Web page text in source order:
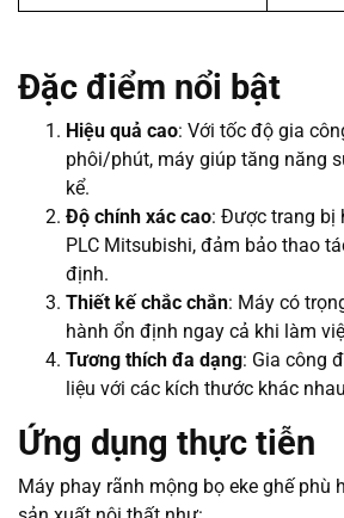
Đặc điểm nổi bật
Hiệu quả cao: Với tốc độ gia
phôi/phút, máy giúp tăng năng
kể.
Độ chính xác cao: Được trang bị
PLC Mitsubishi, đảm bảo thao
định.
Thiết kế chắc chắn: Máy có
hành ổn định ngay cả khi làm
Tương thích đa dạng: Gia công
liệu với các kích thước khác
Ứng dụng thực tiễn
Máy phay rãnh mộng bọ eke ghế phù